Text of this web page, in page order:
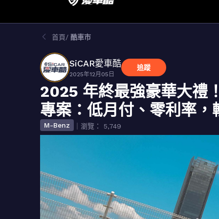
首頁 酷車市
SiCAR愛車酷
2025年12月05日
追蹤
2025 年終最強豪華大
專案：低月付、零利率，
M-Benz ｜瀏覽： 5,749